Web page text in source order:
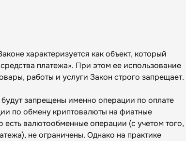
характеризуется как объект, который
платежа». При этом ее использование
работы и услуги Закон строго запрещает.
запрещены именно операции по оплате
по обмену криптовалюты на фиатные
есть валютообменные операции (с учетом того,
не ограничены. Однако на практике